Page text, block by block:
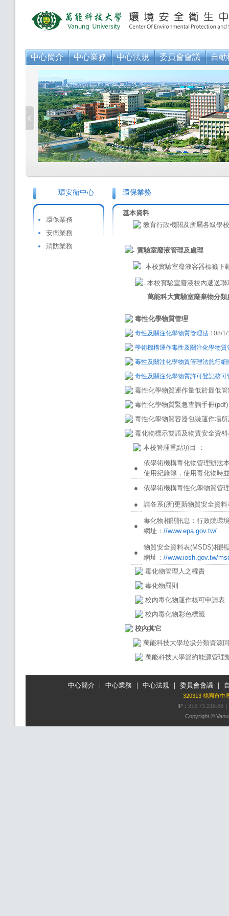
中心簡介 中心業務 中心法規 委員會會議 自動
環安衛中心
環保業務
安衛業務
消防業務
環保業務
基本資料
教育行政機關及所屬各級學
實驗室廢液管理及處理
本校實驗室廢液容器標籤下
本校實驗室廢液校內遞送聯
萬能科大實驗室廢棄物分類
毒性化學物質管理
毒性及關注化學物質管理法 108/1/
學術機構運作毒性及關注化學物質
毒性及關注化學物質管理法施行細
毒性及關注化學物質許可登記核可
毒性化學物質運作量低於最低
毒性化學物質緊急查詢手冊(pdf)
毒性化學物質容器包裝運作場
毒化物標示雙語及物質安全資
本校管理重點項目 ：
●
依學術機構毒化物管理辦法
使用紀錄簿，使用毒化物時
●
依學術機構毒性化學物質管
● 請各系(所)更新物質安全資
●
毒化物相關訊息：行政院環
網址： //www.epa.gov.tw/
●
物質安全資料表(MSDS)相
網址： //www.iosh.gov.tw/
毒化物管理人之權責
毒化物罰則
校內毒化物運作核可申請表
校內毒化物彩色標籤
校內其它
萬能科技大學垃圾分類資源
萬能科技大學節約能源管理
中心簡介 ｜ 中心業務 ｜ 中心法規 ｜ 委員會會議 ｜
320313 桃園市中
IP： 216.73.216.88
Copyright ©